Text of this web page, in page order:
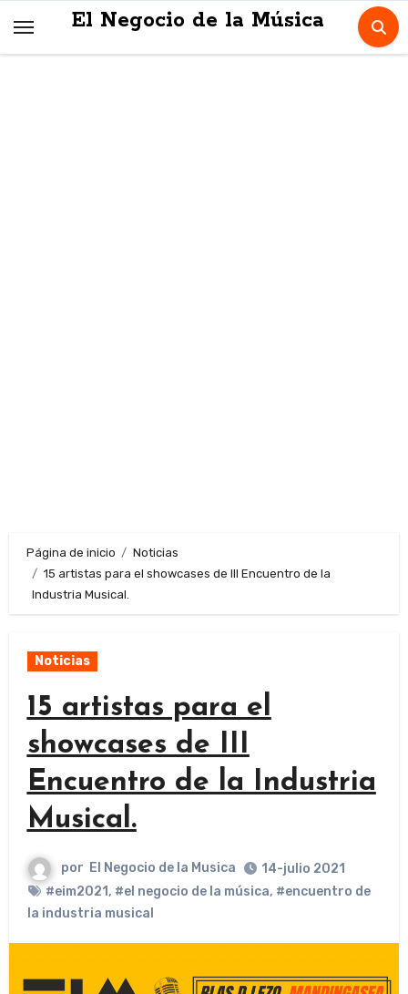
El Negocio de la Música
Página de inicio
Noticias
15 artistas para el showcases de III Encuentro de la
Industria Musical.
Noticias
15 artistas para el
showcases de III
Encuentro de la Industria
Musical.
por El Negocio de la Musica
14-julio 2021
#eim2021, #el negocio de la música, #encuentro de
la industria musical